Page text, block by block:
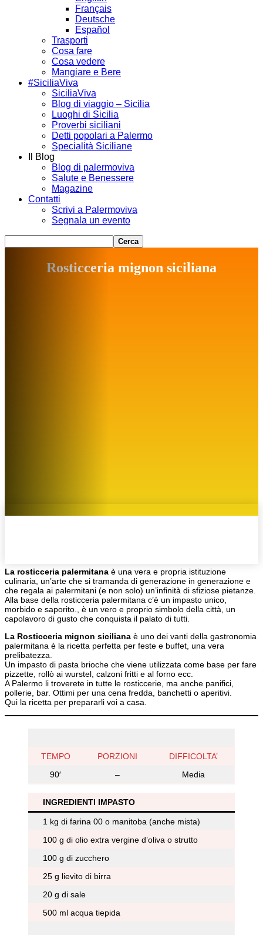
Français
Deutsche
Español
Trasporti
Cosa fare
Cosa vedere
Mangiare e Bere
#SiciliaViva
SiciliaViva
Blog di viaggio – Sicilia
Luoghi di Sicilia
Proverbi siciliani
Detti popolari a Palermo
Specialità Siciliane
Il Blog
Blog di palermoviva
Salute e Benessere
Magazine
Contatti
Scrivi a Palermoviva
Segnala un evento
Rosticceria mignon siciliana
La rosticceria palermitana è una vera e propria istituzione
culinaria, un’arte che si tramanda di generazione in generazione e
che regala ai palermitani (e non solo) un’infinità di sfiziose pietanze.
Alla base della rosticceria palermitana c’è un impasto unico,
morbido e saporito., è un vero e proprio simbolo della città, un
capolavoro di gusto che conquista il palato di tutti.
La Rosticceria mignon siciliana è uno dei vanti della gastronomia
palermitana è la ricetta perfetta per feste e buffet, una vera
prelibatezza.
Un impasto di pasta brioche che viene utilizzata come base per fare
pizzette, rollò ai wurstel, calzoni fritti e al forno ecc.
A Palermo li troverete in tutte le rosticcerie, ma anche panifici,
pollerie, bar. Ottimi per una cena fredda, banchetti o aperitivi.
Qui la ricetta per prepararli voi a casa.
TEMPO PORZIONI
DIFFICOLTA’
90′
– Media
INGREDIENTI IMPASTO
1 kg di farina 00 o manitoba (anche mista)
100 g di olio extra vergine d’oliva o strutto
100 g di zucchero
25 g lievito di birra
20 g di sale
500 ml acqua tiepida